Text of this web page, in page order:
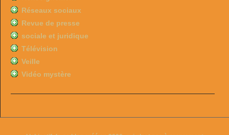
Réseaux sociaux
Revue de presse
sociale et juridique
Télévision
Veille
Vidéo mystère